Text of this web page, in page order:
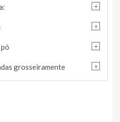
+
+
+
+
grosseiramente